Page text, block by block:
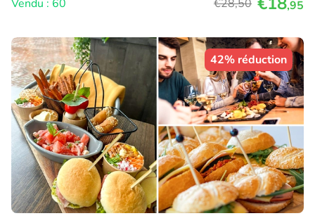
Vendu : 60
€28,50 ,95
42% réduction